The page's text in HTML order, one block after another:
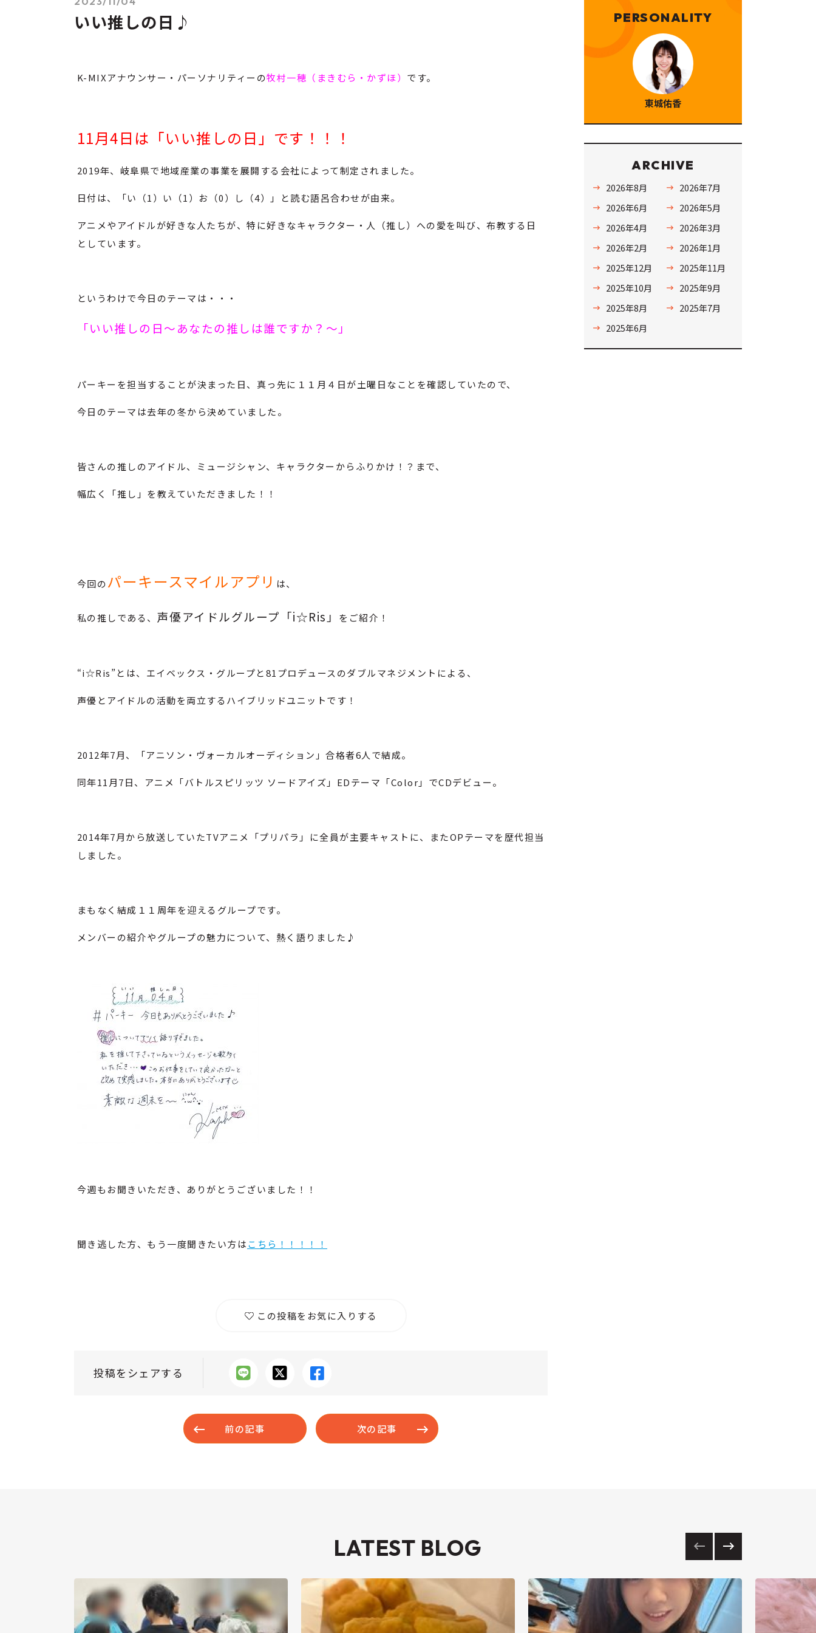
いい推しの日♪
K-MIXアナウンサー・パーソナリティーの牧村一穂（まきむら・かずほ） です。
11月4日は「いい推しの日」です！！！
2019年、岐阜県で地域産業の事業を展開する会社によって制定されました。
日付は、「い（1）い（1）お（0）し（4）」と読む語呂合わせが由来。
アニメやアイドルが好きな人たちが、特に好きなキャラクター・人（推し）への愛を叫び、布教する日
としています。
というわけで今日のテーマは・・・
「いい推しの日～あなたの推しは誰ですか？～」
パーキーを担当することが決まった日、真っ先に１１月４日が土曜日なことを確認していたので、
今日のテーマは去年の冬から決めていました。
皆さんの推しのアイドル、ミュージシャン、キャラクターからふりかけ！？まで、
幅広く「推し」を教えていただきました！！
今回のパーキースマイルアプリ は、
私の推しである、 声優アイドルグループ「i☆Ris」 をご紹介！
“i☆Ris”とは、エイベックス・グループと81プロデュースのダブルマネジメントによる、
声優とアイドルの活動を両立するハイブリッドユニットです！
2012年7月、「アニソン・ヴォーカルオーディション」合格者6人で結成。
同年11月7日、アニメ「バトルスピリッツ ソードアイズ」EDテーマ「Color」でCDデビュー。
2014年7月から放送していたTVアニメ「プリパラ」に全員が主要キャストに、またOPテーマを歴代担当
しました。
まもなく結成１１周年を迎えるグループです。
メンバーの紹介やグループの魅力について、熱く語りました♪
今週もお聞きいただき、ありがとうございました！！
聞き逃した方、もう一度聞きたい方はこちら！！！！！
この投稿をお気に入りする
投稿をシェアする
前の記事 次の記事
PERSONALITY
東城佑香
ARCHIVE
2026年8月
2026年7月
2026年6月
2026年5月
2026年4月
2026年3月
2026年2月
2026年1月
2025年12月
2025年11月
2025年10月
2025年9月
2025年8月
2025年7月
2025年6月
LATEST BLOG